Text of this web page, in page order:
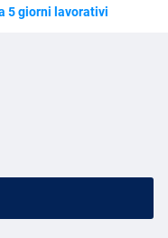
5 giorni lavorativi